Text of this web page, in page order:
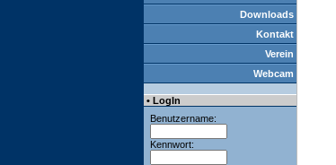
Downloads
Kontakt
Verein
Webcam
• LogIn
Benutzername:
Kennwort: